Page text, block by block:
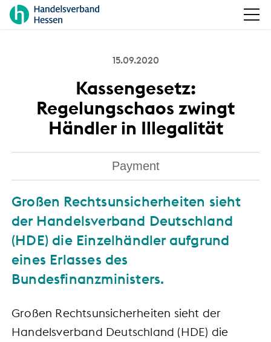
15.09.2020
Kassengesetz:
Regelungschaos zwingt
Händler in Illegalität
Payment
Großen Rechtsunsicherheiten sieht
der Handelsverband Deutschland
(HDE) die Einzelhändler aufgrund
eines Erlasses des
Bundesfinanzministers.
Großen Rechtsunsicherheiten sieht der
Handelsverband Deutschland (HDE) die